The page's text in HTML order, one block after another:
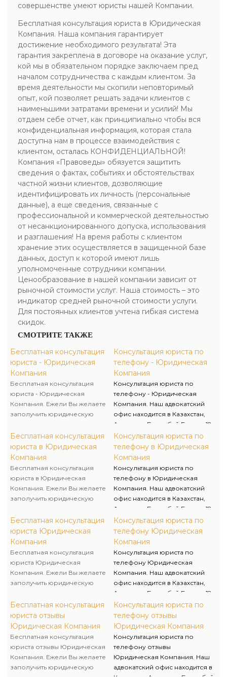
совершенстве умеют юристы нашей Компании.
Бесплатная консультация юриста в Юридическая
Компания. Наша компания гарантирует
достижение необходимого результата! Эта
гарантия закреплена в договоре на оказание услуг,
кой мы в обязательном порядке заключаем пред
началом сотрудничества с каждым клиентом. За
время деятельности мы скопили неповторимый
опыт, кой позволяет решать задачи клиентов с
наименьшими затратами времени и усилий! Мы
отдаем себе отчет, как принципиально чтобы вся
конфиденциальная информация, которая стала
доступна нам в процессе взаимодействия с
клиентом, осталась КОНФИДЕНЦИАЛЬНОЙ!
Компания «Правоведы» обязуется защитить
сведения о фактах, событиях и обстоятельствах
частной жизни клиентов, дозволяющие
идентифицировать их личность (персональные
данные), а еще сведения, связанные с
профессиональной и коммерческой деятельностью
от несанкционированного допуска, использования
и разглашения! На время работы с клиентом
хранение этих осуществляется в защищенной базе
данных, доступ к которой имеют лишь
уполномоченные сотрудники компании.
Ценообразование в нашей компании зависит от
рыночной стоимости услуг. Наша стоимость – это
индикатор средней рыночной стоимости услуги.
Для постоянных клиентов учтена гибкая система
скидок.
СМОТРИТЕ ТАКЖЕ
Бесплатная консультация
юриста - Юридическая
Компания
Бесплатная консультация
юриста - Юридическая
Компания. Ежели Вы желаете
заполучить юридическую
легкодоступной стоимости, от
профессионалов своего дела,
то Вам необходимо только
обратится в нашу
юридическую компанию, где
наши юристы отыщут ответы на
Бесплатная консультация
юриста в Юридическая
Компания
Бесплатная консультация
юриста в Юридическая
Компания. Ежели Вы желаете
заполучить юридическую
легкодоступной стоимости, от
профессионалов своего дела,
то Вам необходимо только
обратится в нашу
юридическую компанию, где
наши юристы отыщут ответы на
Бесплатная консультация
юриста Юридическая
Компания
Бесплатная консультация
юриста Юридическая
Компания. Ежели Вы желаете
заполучить юридическую
легкодоступной стоимости, от
профессионалов своего дела,
то Вам необходимо только
обратится в нашу
юридическую компанию, где
наши юристы отыщут ответы на
Бесплатная консультация
юриста отзывы
Юридическая Компания
Бесплатная консультация
юриста отзывы Юридическая
Компания. Ежели Вы желаете
заполучить юридическую
Консультация юриста по
телефону - Юридическая
Компания
Консультация юриста по
телефону - Юридическая
Компания. Наш адвокатский
офис находится в Казахстан,
Астанапр. Богенбай Батыра 18
ежели имеется надобность в
личной встречи, для
предоставления более
детализированной
консультации, мы с радостью
договоримся о встрече с вами.
Консультация юриста по
телефону в Юридическая
Компания
Консультация юриста по
телефону в Юридическая
Компания. Наш адвокатский
офис находится в Казахстан,
Астанапр. Богенбай Батыра 18
ежели имеется надобность в
личной встречи, для
предоставления более
детализированной
консультации, мы с радостью
договоримся о встрече с вами.
Консультация юриста по
телефону Юридическая
Компания
Консультация юриста по
телефону Юридическая
Компания. Наш адвокатский
офис находится в Казахстан,
Астанапр. Богенбай Батыра 18
ежели имеется надобность в
личной встречи, для
предоставления более
детализированной
консультации, мы с радостью
договоримся о встрече с вами.
Консультация юриста по
телефону отзывы
Юридическая Компания
Консультация юриста по
телефону отзывы
Юридическая Компания. Наш
адвокатский офис находится в